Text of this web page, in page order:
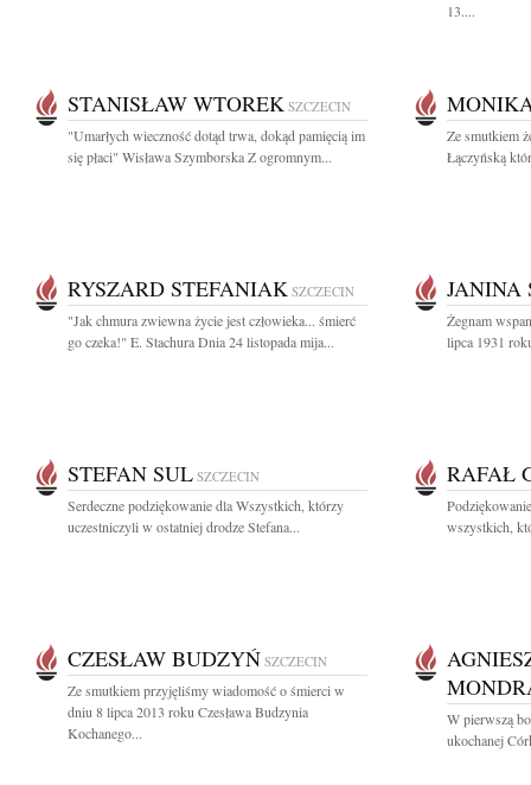
13....
STANISŁAW WTOREK SZCZECIN
"Umarłych wieczność dotąd trwa, dokąd pamięcią im
się płaci" Wisława Szymborska Z ogromnym...
Ze smutkiem
Łączyńską
RYSZARD STEFANIAK SZCZECIN
"Jak chmura zwiewna życie jest człowieka... śmierć
go czeka!" E. Stachura Dnia 24 listopada mija...
JANINA
Żegnam
lipca 1931
STEFAN SUL SZCZECIN
Serdeczne podziękowanie dla Wszystkich, którzy
uczestniczyli w ostatniej drodze Stefana...
RAFAŁ
wszystkich,
CZESŁAW BUDZYŃ SZCZECIN
Ze smutkiem przyjęliśmy wiadomość o śmierci w
dniu 8 lipca 2013 roku Czesława Budzynia
Kochanego...
W pierwszą
ukochanej